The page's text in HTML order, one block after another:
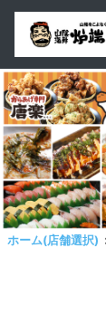
ホーム(店舗選択)